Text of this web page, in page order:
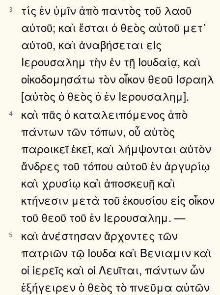
3
τίς ἐν ὑμῖν ἀπὸ παντὸς τοῦ λαοῦ
αὐτοῦ; καὶ ἔσται ὁ θεὸς αὐτοῦ μετ᾿
αὐτοῦ, καὶ ἀναβήσεται εἰς
Ιερουσαλημ τὴν ἐν τῇ Ιουδαίᾳ, καὶ
οἰκοδομησάτω τὸν οἶκον θεοῦ Ισραηλ
[αὐτὸς ὁ θεὸς ὁ ἐν Ιερουσαλημ].
4
καὶ πᾶς ὁ καταλειπόμενος ἀπὸ
πάντων τῶν τόπων, οὗ αὐτὸς
παροικεῖ ἐκεῖ, καὶ λήμψονται αὐτὸν
ἄνδρες τοῦ τόπου αὐτοῦ ἐν ἀργυρίῳ
καὶ χρυσίῳ καὶ ἀποσκευῇ καὶ
κτήνεσιν μετὰ τοῦ ἑκουσίου εἰς οἶκον
τοῦ θεοῦ τοῦ ἐν Ιερουσαλημ. —
5
καὶ ἀνέστησαν ἄρχοντες τῶν
πατριῶν τῷ Ιουδα καὶ Βενιαμιν καὶ
οἱ ἱερεῖς καὶ οἱ Λευῖται, πάντων ὧν
ἐξήγειρεν ὁ θεὸς τὸ πνεῦμα αὐτῶν